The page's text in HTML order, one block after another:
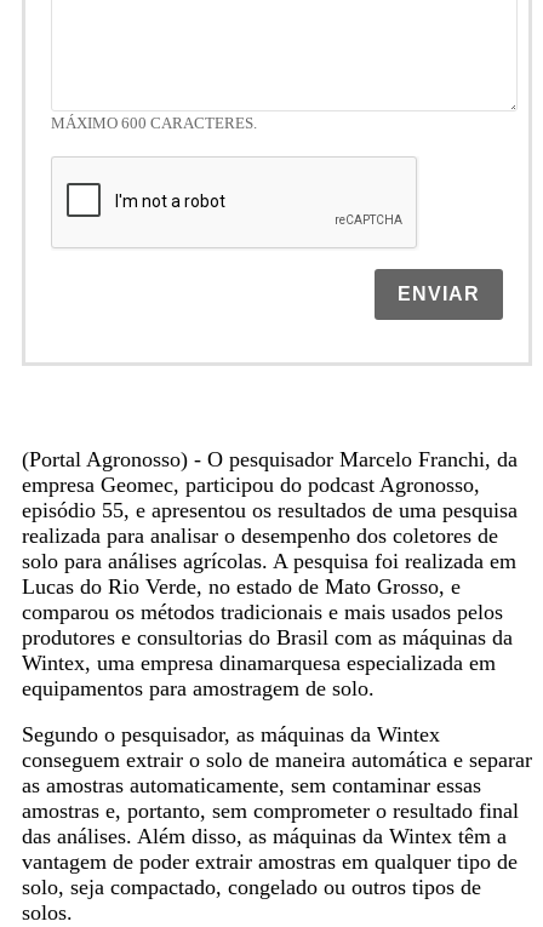
MÁXIMO 600 CARACTERES.
ENVIAR
(Portal Agronosso) - O pesquisador Marcelo Franchi, da
empresa Geomec, participou do podcast Agronosso,
episódio 55, e apresentou os resultados de uma pesquisa
realizada para analisar o desempenho dos coletores de
solo para análises agrícolas. A pesquisa foi realizada em
Lucas do Rio Verde, no estado de Mato Grosso, e
comparou os métodos tradicionais e mais usados pelos
produtores e consultorias do Brasil com as máquinas da
Wintex, uma empresa dinamarquesa especializada em
equipamentos para amostragem de solo.
Segundo o pesquisador, as máquinas da Wintex
conseguem extrair o solo de maneira automática e separar
as amostras automaticamente, sem contaminar essas
amostras e, portanto, sem comprometer o resultado final
das análises. Além disso, as máquinas da Wintex têm a
vantagem de poder extrair amostras em qualquer tipo de
solo, seja compactado, congelado ou outros tipos de
solos.